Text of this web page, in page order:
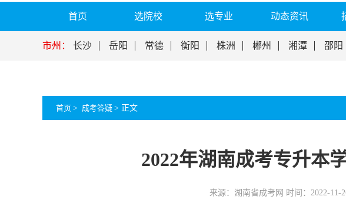
首页 选院校 选专业 动态资讯
市州： 长沙 岳阳 常德 衡阳 株洲 郴州 湘潭 邵阳
首页 > 成考答疑 > 正文
2022年湖南成考专升本
来源：湖南省成考网 时间：2022-11-